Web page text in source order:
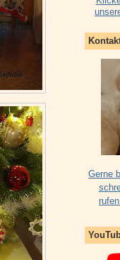
Gerne